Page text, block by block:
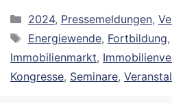
Kategorien
2024, Pressemeldungen,
Schlagwörter
Energiewende, Fortbildung,
Immobilienmarkt,
Kongresse, Seminare,